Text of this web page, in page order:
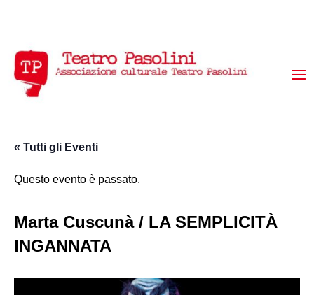
« Tutti gli Eventi
Questo evento è passato.
Marta Cuscunà / LA SEMPLICITÀ
INGANNATA